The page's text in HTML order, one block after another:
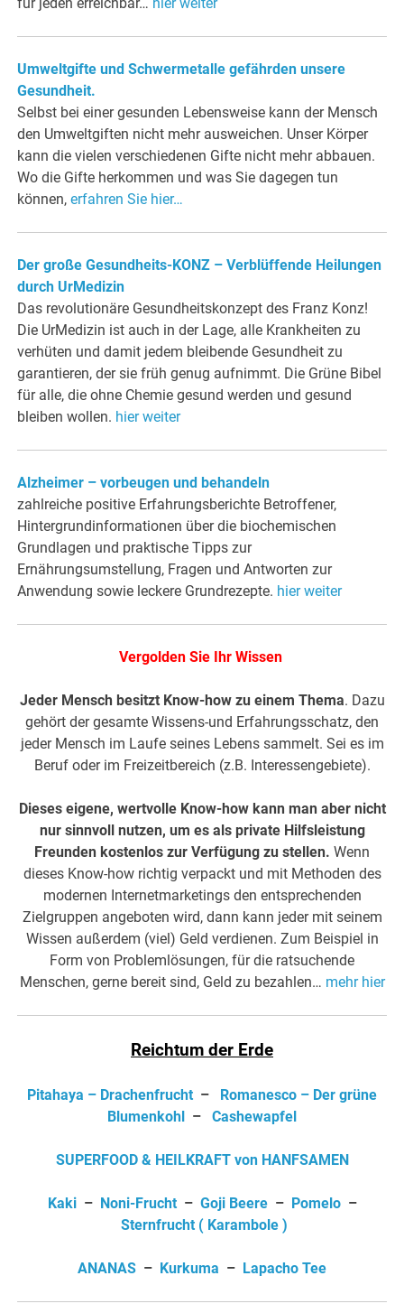
Umweltgifte und Schwermetalle gefährden unsere
Gesundheit.
Selbst bei einer gesunden Lebensweise kann der Mensch
den Umweltgiften nicht mehr ausweichen. Unser Körper
kann die vielen verschiedenen Gifte nicht mehr abbauen.
Wo die Gifte herkommen und was Sie dagegen tun
können,erfahren Sie hier…
Der große Gesundheits-KONZ – Verblüffende Heilungen
durch UrMedizin
Das revolutionäre Gesundheitskonzept des Franz Konz!
Die UrMedizin ist auch in der Lage, alle Krankheiten zu
verhüten und damit jedem bleibende Gesundheit zu
garantieren, der sie früh genug aufnimmt. Die Grüne Bibel
für alle, die ohne Chemie gesund werden und gesund
bleiben wollen. hier weiter
Alzheimer – vorbeugen und behandeln
zahlreiche positive Erfahrungsberichte Betroffener,
Hintergrundinformationen über die biochemischen
Grundlagen und praktische Tipps zur
Ernährungsumstellung, Fragen und Antworten zur
Anwendung sowie leckere Grundrezepte. hier weiter
Vergolden Sie Ihr Wissen
Jeder Mensch besitzt Know-how zu einem Thema. Dazu
gehört der gesamte Wissens-und Erfahrungsschatz, den
jeder Mensch im Laufe seines Lebens sammelt. Sei es im
Beruf oder im Freizeitbereich (z.B. Interessengebiete).
Dieses eigene, wertvolle Know-how kann man aber nicht
nur sinnvoll nutzen, um es als private Hilfsleistung
Freunden kostenlos zur Verfügung zu stellen. Wenn
dieses Know-how richtig verpackt und mit Methoden des
modernen Internetmarketings den entsprechenden
Zielgruppen angeboten wird, dann kann jeder mit seinem
Wissen außerdem (viel) Geld verdienen. Zum Beispiel in
Form von Problemlösungen, für die ratsuchende
Menschen, gerne bereit sind, Geld zu bezahlen… mehr hier
Reichtum der Erde
Pitahaya – Drachenfrucht – Romanesco – Der grüne
Blumenkohl – Cashewapfel
SUPERFOOD & HEILKRAFT von HANFSAMEN
Kaki– Noni-Frucht– Goji Beere– Pomelo–
Sternfrucht ( Karambole )
ANANAS – Kurkuma – Lapacho Tee